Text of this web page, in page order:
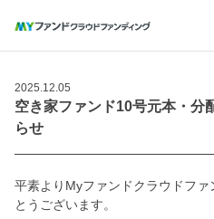
2025.12.05
空き家ファンド10号元本・分
らせ
平素よりMyファンドクラウドフ
とうございます。